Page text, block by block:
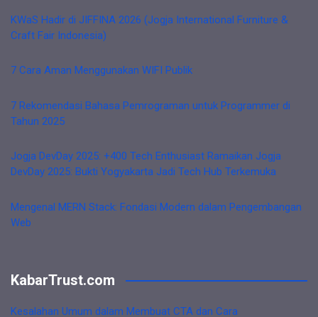
KWaS Hadir di JIFFINA 2026 (Jogja International Furniture &
Craft Fair Indonesia)
7 Cara Aman Menggunakan WIFI Publik
7 Rekomendasi Bahasa Pemrograman untuk Programmer di
Tahun 2025
Jogja DevDay 2025: +400 Tech Enthusiast Ramaikan Jogja
DevDay 2025: Bukti Yogyakarta Jadi Tech Hub Terkemuka
Mengenal MERN Stack: Fondasi Modern dalam Pengembangan
Web
KabarTrust.com
Kesalahan Umum dalam Membuat CTA dan Cara